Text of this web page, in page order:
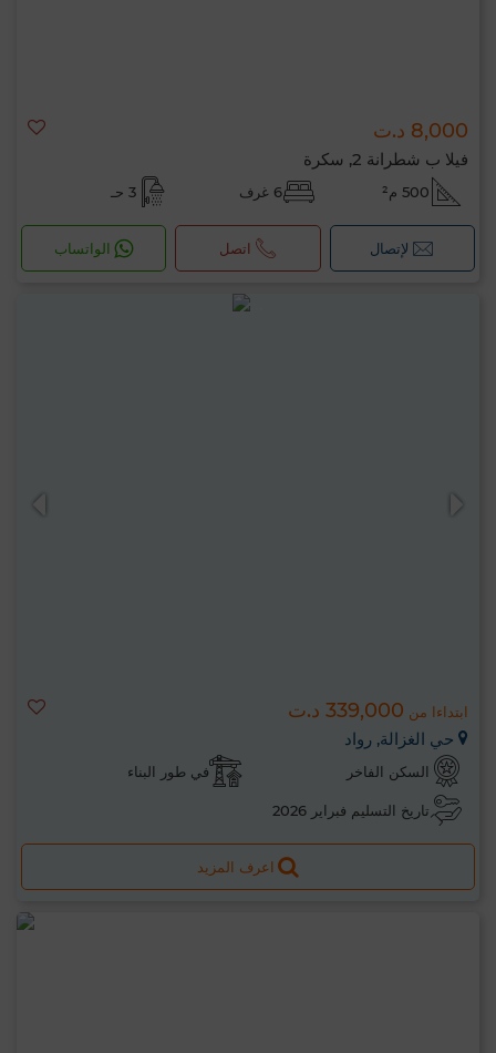
8,000 د.ت
فيلا ب شطرانة 2, سكرة
500 م² 6 غرف 3 حـ
لإتصال اتصل الواتساب
ابتداءا من 339,000 د.ت
حي الغزالة, رواد
السكن الفاخر في طور البناء
تاريخ التسليم فبراير 2026
اعرف المزيد